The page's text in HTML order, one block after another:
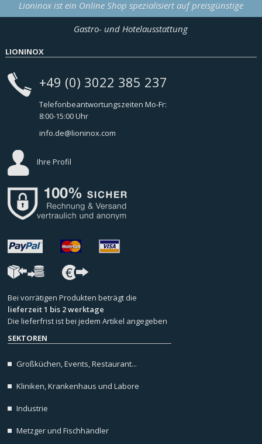
Lioninox ist ein Online Shop spezialisiert auf preisgünstige
Gastro- und Hotelausstattung
LIONINOX
+49 (0) 3022 385 237
Telefonbeantwortungszeiten Mo-Fr:
8:00-15:00 Uhr
info.de@lioninox.com
Ihre Profil
Bei vorrätigen Produkten beträgt die
lieferzeit 1 bis 2 werktage
Die lieferfrist ist bei jedem Artikel angegeben
SEKTOREN
Großküchen, Events, Restaurant...
Kliniken, Krankenhaus und Labore
Industrie
Metzger und Fischhändler